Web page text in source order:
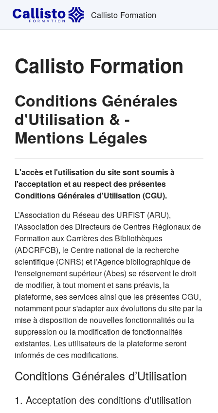
Passer au contenu principal
Callisto Formation
Callisto Formation
Conditions Générales
d'Utilisation & -
Mentions Légales
L'accès et l'utilisation du site sont soumis à
l'acceptation et au respect des présentes
Conditions Générales d'Utilisation (CGU).
L’Association du Réseau des URFIST (ARU),
l’Association des Directeurs de Centres Régionaux de
Formation aux Carrières des Bibliothèques
(ADCRFCB), le Centre national de la recherche
scientifique (CNRS) et l’Agence bibliographique de
l'enseignement supérieur (Abes) se réservent le droit
de modifier, à tout moment et sans préavis, la
plateforme, ses services ainsi que les présentes CGU,
notamment pour s'adapter aux évolutions du site par la
mise à disposition de nouvelles fonctionnalités ou la
suppression ou la modification de fonctionnalités
existantes. Les utilisateurs de la plateforme seront
informés de ces modifications.
Conditions Générales d’Utilisation
1. Acceptation des conditions d'utilisation